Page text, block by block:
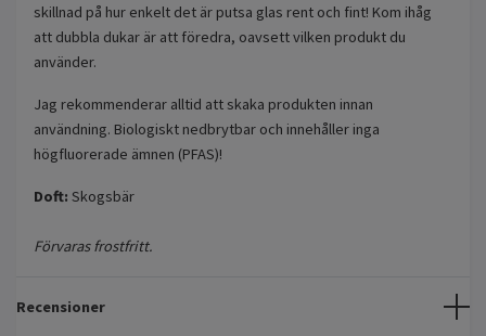
skillnad på hur enkelt det är putsa glas rent och fint! Kom ihåg
att dubbla dukar är att föredra, oavsett vilken produkt du
använder.
Jag rekommenderar alltid att skaka produkten innan
användning. Biologiskt nedbrytbar och innehåller inga
högfluorerade ämnen (PFAS)!
Doft: Skogsbär
Förvaras frostfritt.
Recensioner